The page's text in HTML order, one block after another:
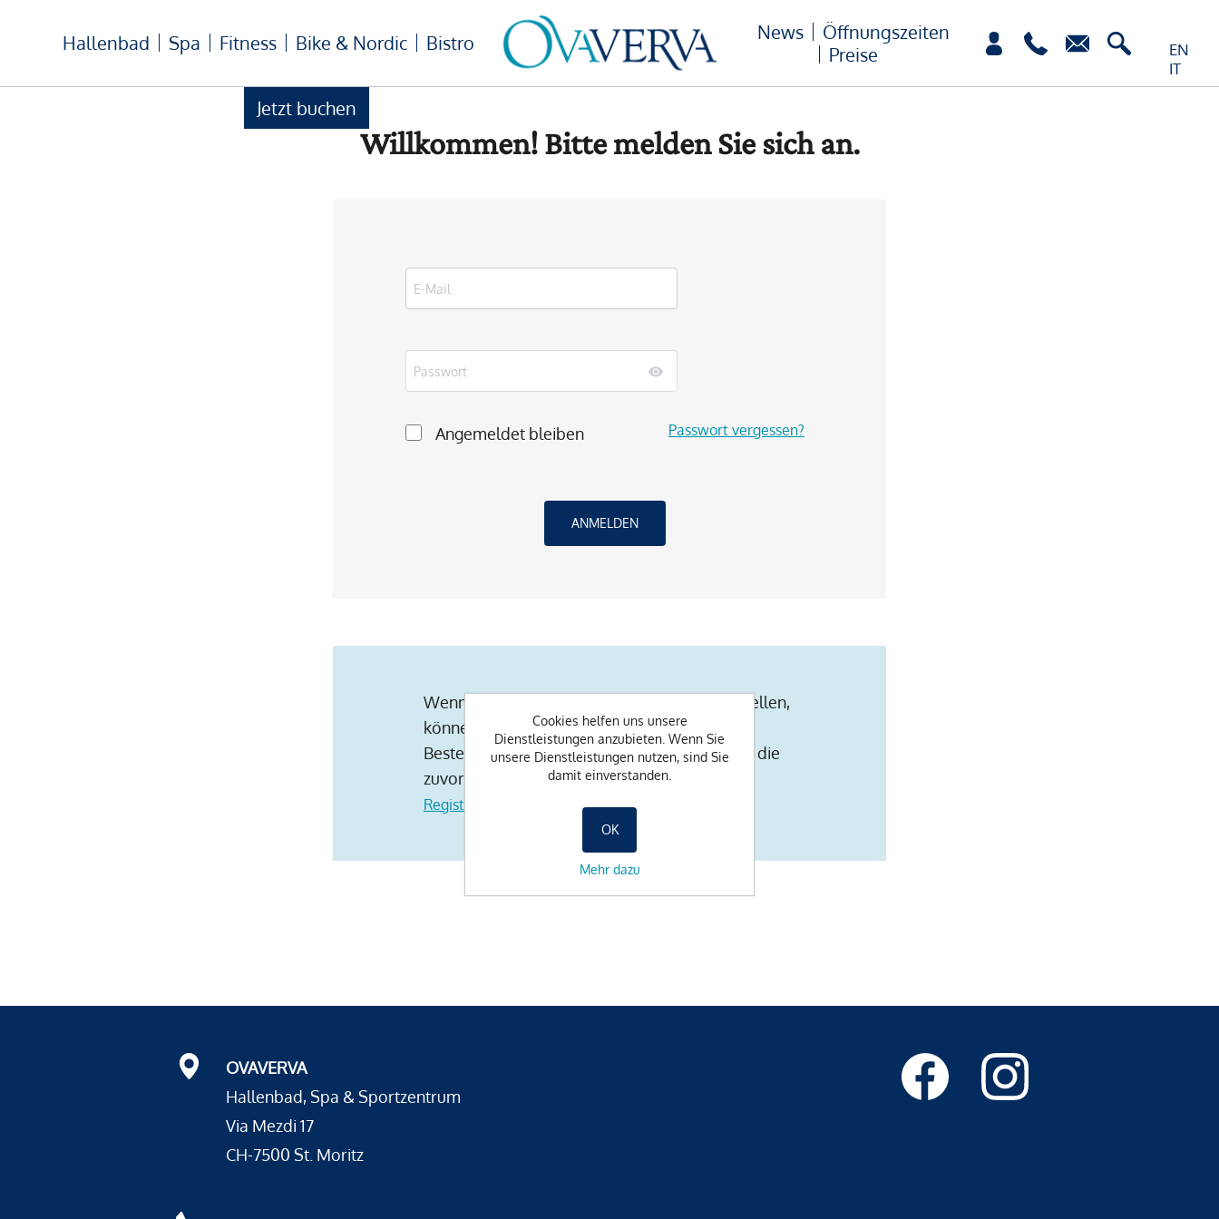
Jetzt buchen
EN
IT
Hallenbad Spa Fitness Bike & Nordic Bistro News
Öffnungszeiten
Preise
Willkommen! Bitte melden Sie sich an.
Angemeldet bleiben Passwort vergessen?
Wenn Sie ein Konto auf unserer Website erstellen,
können Sie schneller einkaufen, über den
Bestellstatus auf dem Laufenden bleiben und die
zuvor getätigten Bestellungen verfolgen.
Registrierung
OVAVERVA
Hallenbad, Spa & Sportzentrum
Via Mezdi 17
CH-7500 St. Moritz
Cookies helfen uns unsere
Dienstleistungen anzubieten. Wenn Sie
unsere Dienstleistungen nutzen, sind Sie
damit einverstanden.
OK
Mehr dazu